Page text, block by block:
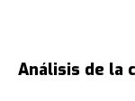
Análisis de la